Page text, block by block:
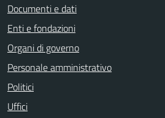
Documenti e dati
Enti e fondazioni
Organi di governo
Personale amministrativo
Politici
Uffici